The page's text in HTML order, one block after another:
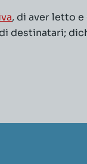
, di aver letto
destinatari;